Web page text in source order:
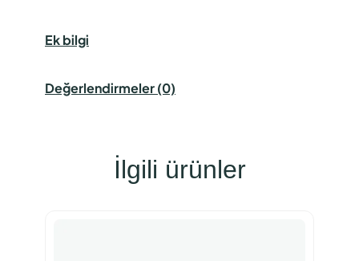
Ek bilgi
Değerlendirmeler (0)
İlgili ürünler